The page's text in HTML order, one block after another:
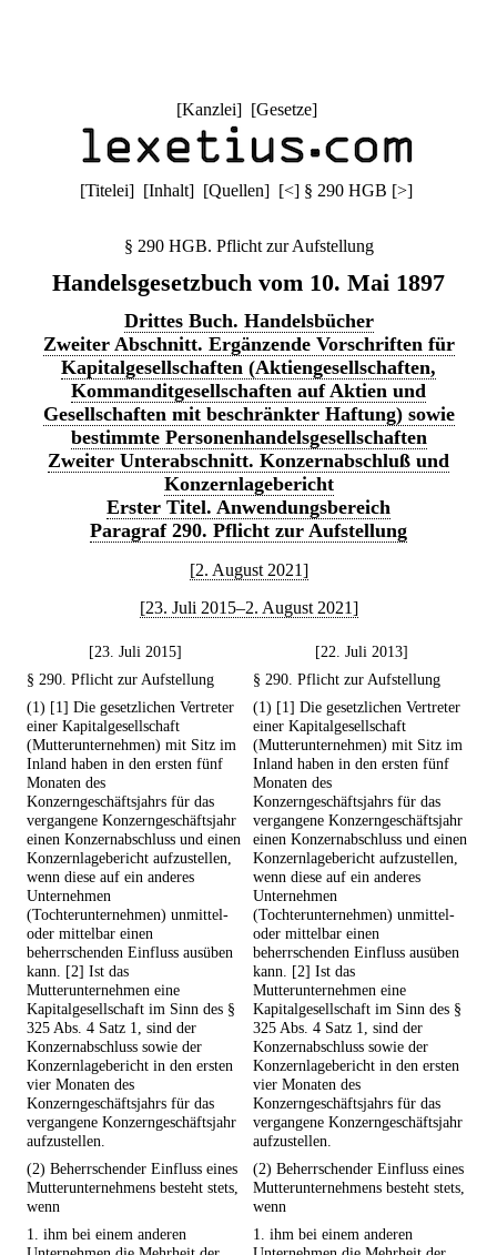
[Kanzlei] [Gesetze]
[Titelei] [Inhalt] [Quellen] [<] § 290 HGB [>]
§ 290 HGB. Pflicht zur Aufstellung
Handelsgesetzbuch vom 10. Mai 1897
Drittes Buch. Handelsbücher
Zweiter Abschnitt. Ergänzende Vorschriften für
Kapitalgesellschaften (Aktiengesellschaften,
Kommanditgesellschaften auf Aktien und
Gesellschaften mit beschränkter Haftung) sowie
bestimmte Personenhandelsgesellschaften
Zweiter Unterabschnitt. Konzernabschluß und
Konzernlagebericht
Erster Titel. Anwendungsbereich
Paragraf 290. Pflicht zur Aufstellung
[2. August 2021]
[23. Juli 2015–2. August 2021]
[23. Juli 2015]
[22. Juli 2013]
§ 290. Pflicht zur Aufstellung
§ 290. Pflicht zur Aufstellung
(1) [1] Die gesetzlichen Vertreter
einer Kapitalgesellschaft
(Mutterunternehmen) mit Sitz im
Inland haben in den ersten fünf
Monaten des
Konzerngeschäftsjahrs für das
vergangene Konzerngeschäftsjahr
einen Konzernabschluss und einen
Konzernlagebericht aufzustellen,
wenn diese auf ein anderes
Unternehmen
(Tochterunternehmen) unmittel-
oder mittelbar einen
beherrschenden Einfluss ausüben
kann. [2] Ist das
Mutterunternehmen eine
Kapitalgesellschaft im Sinn des §
325 Abs. 4 Satz 1, sind der
Konzernabschluss sowie der
Konzernlagebericht in den ersten
vier Monaten des
Konzerngeschäftsjahrs für das
vergangene Konzerngeschäftsjahr
aufzustellen.
(1) [1] Die gesetzlichen Vertreter
einer Kapitalgesellschaft
(Mutterunternehmen) mit Sitz im
Inland haben in den ersten fünf
Monaten des
Konzerngeschäftsjahrs für das
vergangene Konzerngeschäftsjahr
einen Konzernabschluss und einen
Konzernlagebericht aufzustellen,
wenn diese auf ein anderes
Unternehmen
(Tochterunternehmen) unmittel-
oder mittelbar einen
beherrschenden Einfluss ausüben
kann. [2] Ist das
Mutterunternehmen eine
Kapitalgesellschaft im Sinn des §
325 Abs. 4 Satz 1, sind der
Konzernabschluss sowie der
Konzernlagebericht in den ersten
vier Monaten des
Konzerngeschäftsjahrs für das
vergangene Konzerngeschäftsjahr
aufzustellen.
(2) Beherrschender Einfluss eines
Mutterunternehmens besteht stets,
wenn
(2) Beherrschender Einfluss eines
Mutterunternehmens besteht stets,
wenn
1. ihm bei einem anderen
1. ihm bei einem anderen